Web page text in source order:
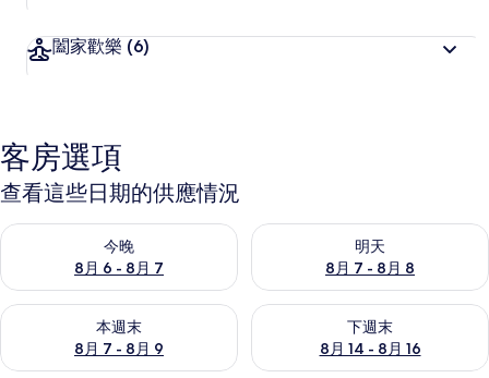
闔家歡樂 (6)
客房選項
查看這些日期的供應情況
今晚
8月 6 - 8月 7
查看今晚 (8月 6 - 8月 7) 的供應情況
明天
8月 7 - 8月 8
查看明天 (8月 7 - 8月 8) 的供
本週末
8月 7 - 8月 9
查看本週末 (8月 7 - 8月 9) 的供應情況
下週末
8月 14 - 8月 16
查看下週末 (8月 14 - 8月 16)